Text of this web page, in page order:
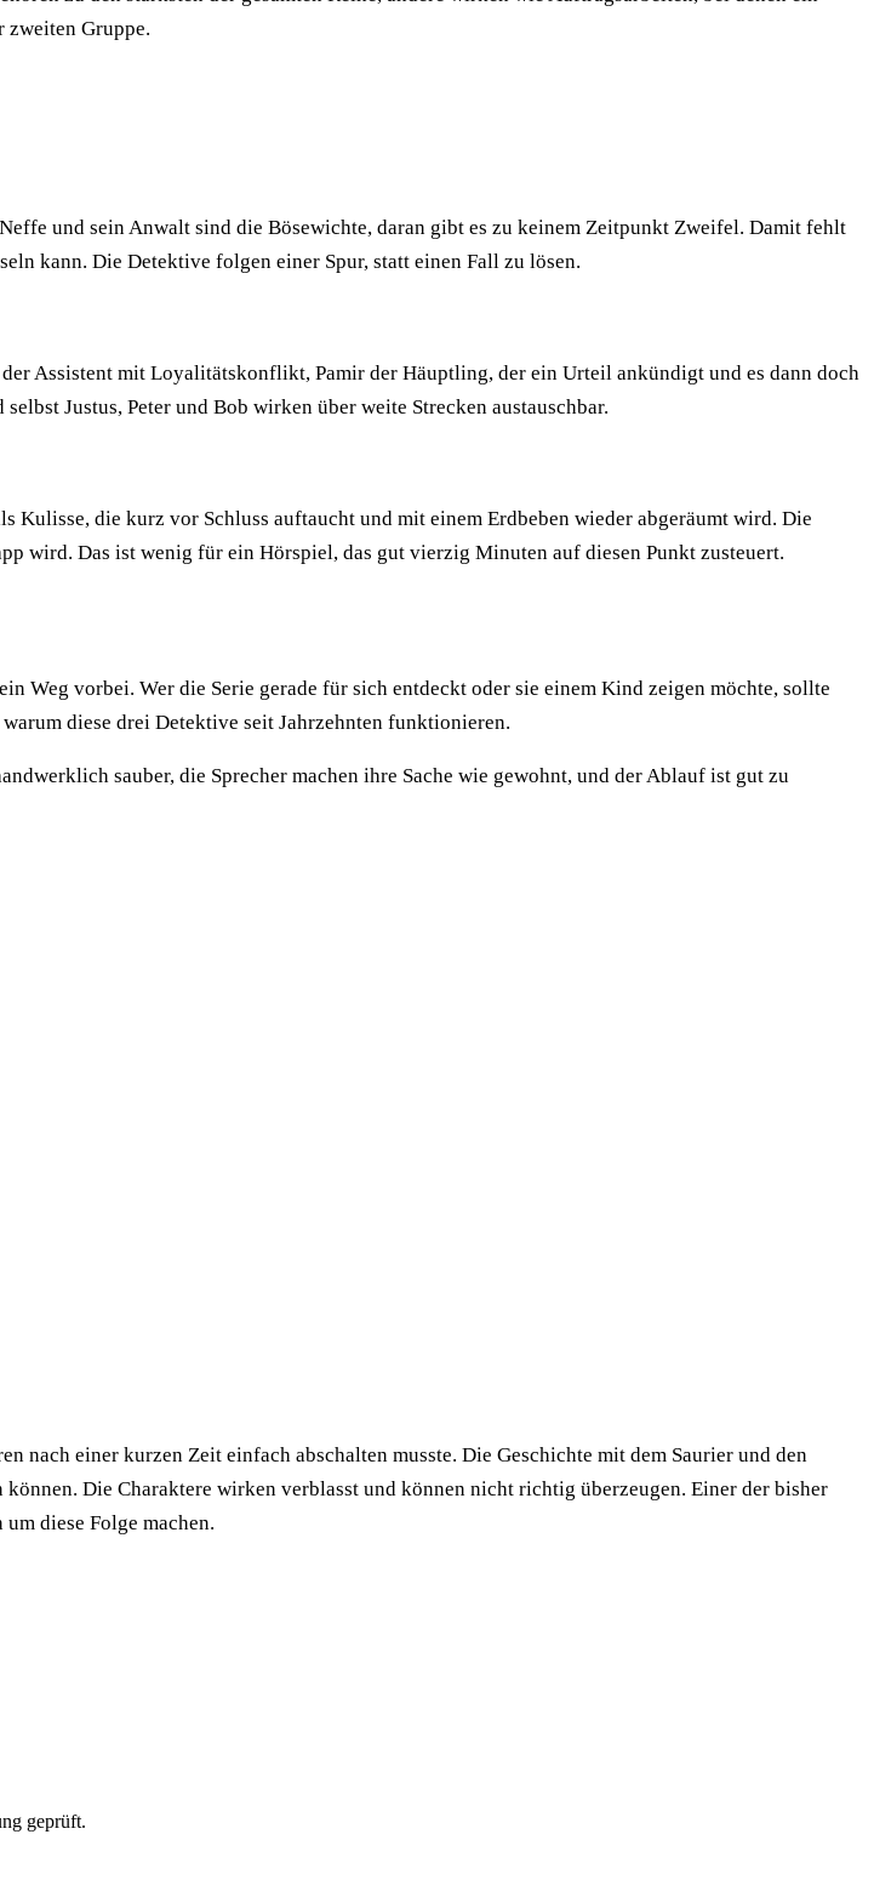
zweiten Gruppe.
und sein Anwalt sind die Bösewichte, daran gibt es zu keinem Zeitpunkt Zweifel. Damit fehlt
kann. Die Detektive folgen einer Spur, statt einen Fall zu lösen.
Assistent mit Loyalitätskonflikt, Pamir der Häuptling, der ein Urteil ankündigt und es dann doch
Justus, Peter und Bob wirken über weite Strecken austauschbar.
Kulisse, die kurz vor Schluss auftaucht und mit einem Erdbeben wieder abgeräumt wird. Die
wird. Das ist wenig für ein Hörspiel, das gut vierzig Minuten auf diesen Punkt zusteuert.
Weg vorbei. Wer die Serie gerade für sich entdeckt oder sie einem Kind zeigen möchte, sollte
diese drei Detektive seit Jahrzehnten funktionieren.
sauber, die Sprecher machen ihre Sache wie gewohnt, und der Ablauf ist gut zu
nach einer kurzen Zeit einfach abschalten musste. Die Geschichte mit dem Saurier und den
Die Charaktere wirken verblasst und können nicht richtig überzeugen. Einer der bisher
diese Folge machen.
geprüft.